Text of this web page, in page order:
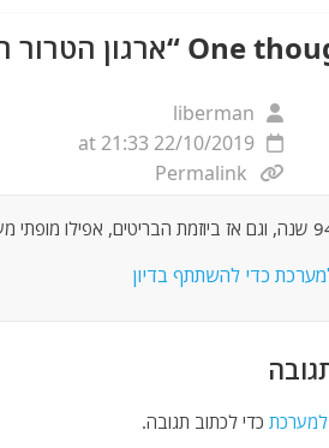
One ארגון
liberman
22/10/2019 at 21:33
Permalink
כדי להשתתף בדיון
כדי לכתוב תגובה.